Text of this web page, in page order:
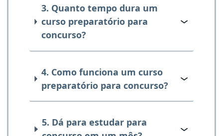
3. Quanto tempo dura um
curso preparatório para
concurso?
4. Como funciona um curso
preparatório para concurso?
5. Dá para estudar para